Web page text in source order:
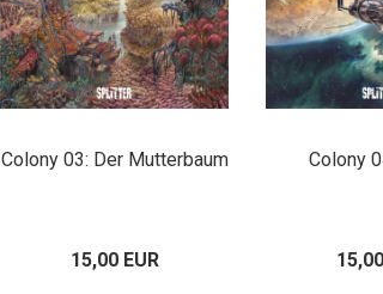
Colony 03: Der Mutterbaum
15,00 EUR
Colony